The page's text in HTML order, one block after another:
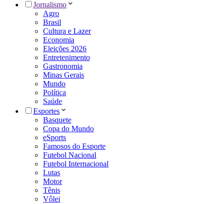
Jornalismo
Agro
Brasil
Cultura e Lazer
Economia
Eleições 2026
Entretenimento
Gastronomia
Minas Gerais
Mundo
Política
Saúde
Esportes
Basquete
Copa do Mundo
eSports
Famosos do Esporte
Futebol Nacional
Futebol Internacional
Lutas
Motor
Tênis
Vôlei